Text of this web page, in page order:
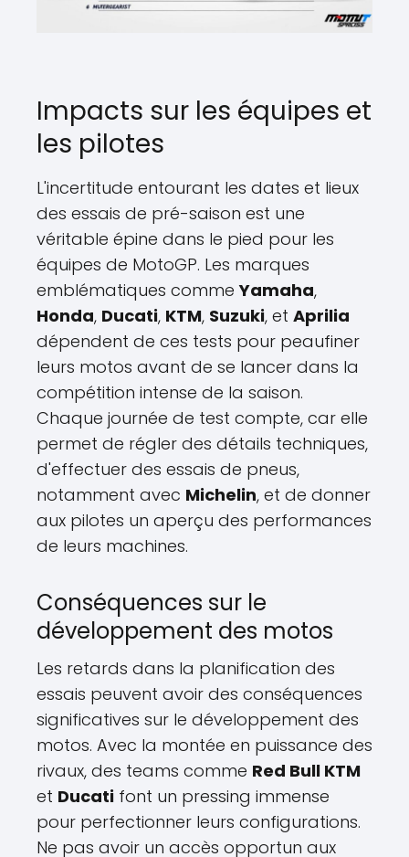
Impacts sur les équipes et
les pilotes
L'incertitude entourant les dates et lieux
des essais de pré-saison est une
véritable épine dans le pied pour les
équipes de MotoGP. Les marques
emblématiques commeYamaha,
Honda, Ducati, KTM, Suzuki, et Aprilia
dépendent de ces tests pour peaufiner
leurs motos avant de se lancer dans la
compétition intense de la saison.
Chaque journée de test compte, car elle
permet de régler des détails techniques,
d'effectuer des essais de pneus,
notamment avec Michelin, et de donner
aux pilotes un aperçu des performances
de leurs machines.
Conséquences sur le
développement des motos
Les retards dans la planification des
essais peuvent avoir des conséquences
significatives sur le développement des
motos. Avec la montée en puissance des
rivaux, des teams comme Red Bull KTM
et Ducati font un pressing immense
pour perfectionner leurs configurations.
Ne pas avoir un accès opportun aux